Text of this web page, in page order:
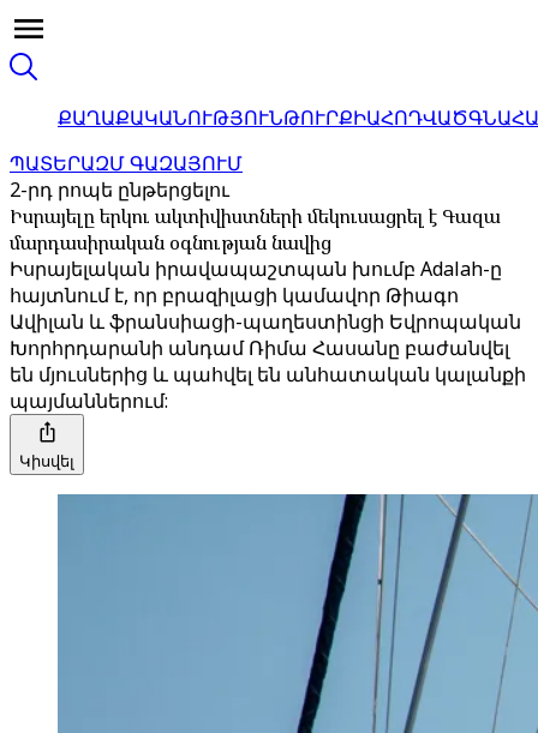
ՔԱՂԱՔԱԿԱՆՈՒԹՅՈՒՆԹՈՒՐՔԻԱՀՈԴՎԱԾ
ՊԱՏԵՐԱԶՄ ԳԱԶԱՅՈՒՄ
2-րդ րոպե ընթերցելու
Իսրայելը երկու ակտիվիստների մեկուսացրել է Գազա
մարդասիրական օգնության նավից
Իսրայելական իրավապաշտպան խումբ Adalah-ը
հայտնում է, որ բրազիլացի կամավոր Թիագո
Ավիլան և ֆրանսիացի-պաղեստինցի Եվրոպական
Խորհրդարանի անդամ Ռիմա Հասանը բաժանվել
են մյուսներից և պահվել են անհատական կալանքի
պայմաններում:
Կիսվել